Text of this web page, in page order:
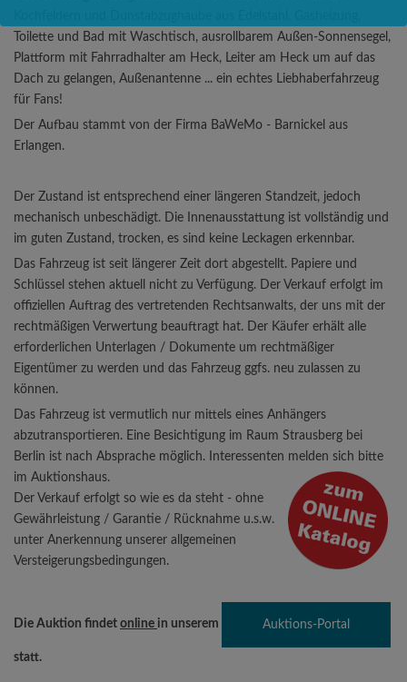
Toilette und Bad mit Waschtisch, ausrollbarem Außen-Sonnensegel,
Plattform mit Fahrradhalter am Heck, Leiter am Heck um auf das
Dach zu gelangen, Außenantenne ... ein echtes Liebhaberfahrzeug
für Fans!
Der Aufbau stammt von der Firma BaWeMo - Barnickel aus
Erlangen.
Der Zustand ist entsprechend einer längeren Standzeit, jedoch
mechanisch unbeschädigt. Die Innenausstattung ist vollständig und
im guten Zustand, trocken, es sind keine Leckagen erkennbar.
Das Fahrzeug ist seit längerer Zeit dort abgestellt. Papiere und
Schlüssel stehen aktuell nicht zu Verfügung. Der Verkauf erfolgt im
offiziellen Auftrag des vertretenden Rechtsanwalts, der uns mit der
rechtmäßigen Verwertung beauftragt hat. Der Käufer erhält alle
erforderlichen Unterlagen / Dokumente um rechtmäßiger
Eigentümer zu werden und das Fahrzeug ggfs. neu zulassen zu
können.
Das Fahrzeug ist vermutlich nur mittels eines Anhängers
abzutransportieren. Eine Besichtigung im Raum Strausberg bei
Berlin ist nach Absprache möglich. Interessenten melden sich bitte
im Auktionshaus.
Der Verkauf erfolgt so wie es da steht - ohne
Gewährleistung / Garantie / Rücknahme u.s.w.
unter Anerkennung unserer allgemeinen
Versteigerungsbedingungen.
Die Auktion findet online in unserem Auktions-Portal
statt.